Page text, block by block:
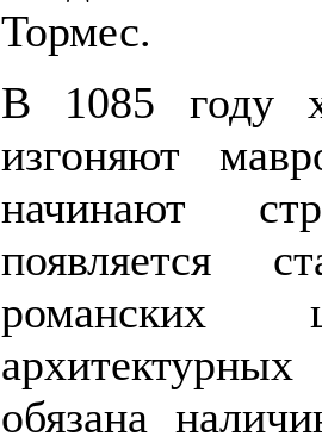
Тормес.
В 1085 году
изгоняют
начинают
появляется
романских
обязана